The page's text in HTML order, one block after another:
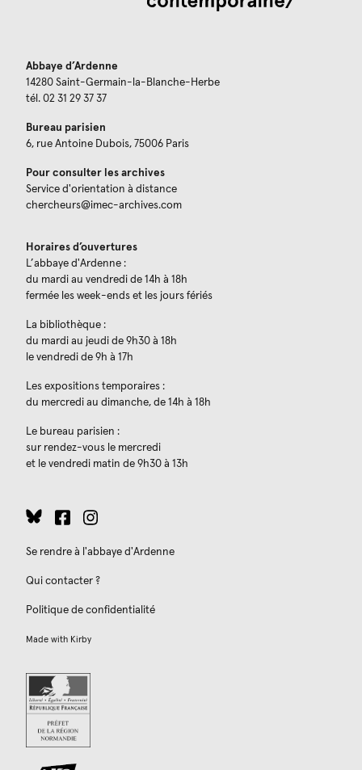
Abbaye d’Ardenne
14280 Saint-Germain-la-Blanche-Herbe
tél. 02 31 29 37 37
Bureau parisien
6, rue Antoine Dubois, 75006 Paris
Pour consulter les archives
Service d'orientation à distance
chercheurs@imec-archives.com
Horaires d’ouvertures
L’abbaye d'Ardenne :
du mardi au vendredi de 14h à 18h
fermée les week-ends et les jours fériés
La bibliothèque :
du mardi au jeudi de 9h30 à 18h
le vendredi de 9h à 17h
Les expositions temporaires :
du mercredi au dimanche, de 14h à 18h
Le bureau parisien :
sur rendez-vous le mercredi
et le vendredi matin de 9h30 à 13h
Se rendre à l'abbaye d'Ardenne
Qui contacter ?
Politique de confidentialité
Made with Kirby